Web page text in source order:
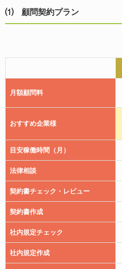
⑴ 顧問契約プラン
月額顧問料
おすすめ企業様
目安稼働時間（月）
法律相談
契約書チェック・レビュー
契約書作成
社内規定チェック
社内規定作成